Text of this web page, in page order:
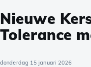
Nieuwe
Tolerance
donderdag 15 januari 2026